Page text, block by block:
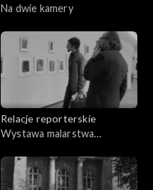
Na dwie kamery
Relacje reporterskie
Wystawa malarstwa